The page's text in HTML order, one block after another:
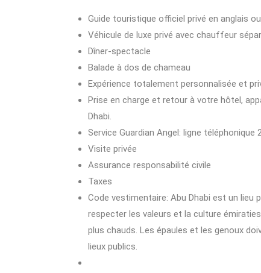
Guide touristique officiel privé en anglais
Véhicule de luxe privé avec chauffeur
Dîner-spectacle
Balade à dos de chameau
Expérience totalement personnalisée et
Prise en charge et retour à votre hôtel,
Dhabi.
Service Guardian Angel: ligne téléphonique
Visite privée
Assurance responsabilité civile
Taxes
Code vestimentaire: Abu Dhabi est un lieu
respecter les valeurs et la culture
plus chauds. Les épaules et les genoux
lieux publics.